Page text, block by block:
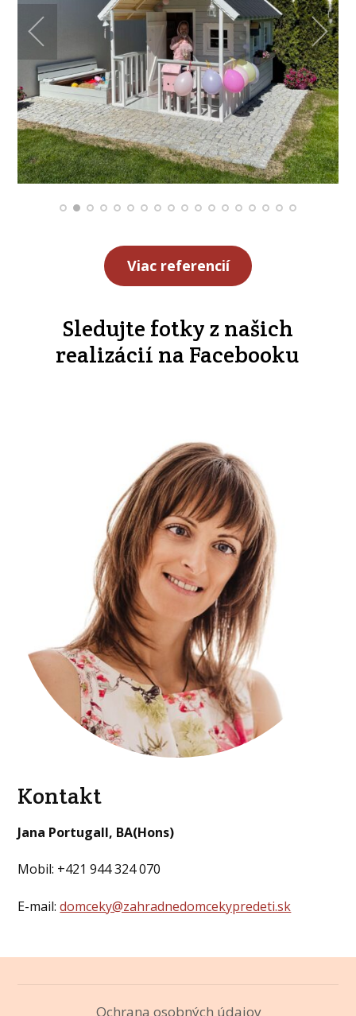
Viac referencií
Sledujte fotky z našich
realizácií na Facebooku
Kontakt
Jana Portugall, BA(Hons)
Mobil: +421 944 324 070
E-mail:domceky@zahradnedomcekypredeti.sk
Ochrana osobných údajov